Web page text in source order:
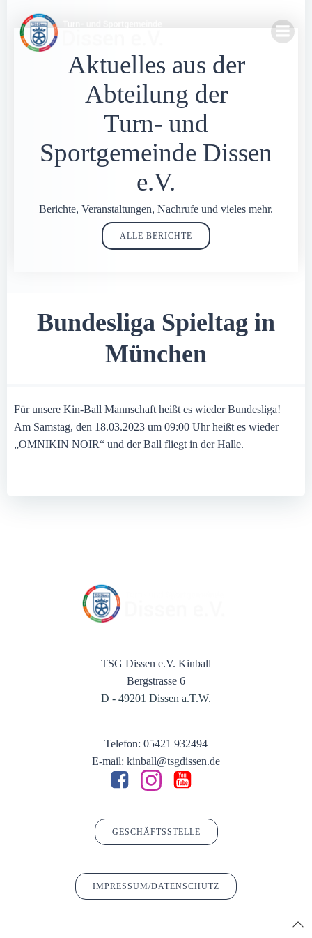
Aktuelles aus der
Abteilung der
Turn- und
Sportgemeinde Dissen
e.V.
Berichte, Veranstaltungen, Nachrufe und vieles mehr.
ALLE BERICHTE
Bundesliga Spieltag in
München
Für unsere Kin-Ball Mannschaft heißt es wieder Bundesliga!
Am Samstag, den 18.03.2023 um 09:00 Uhr heißt es wieder
„OMNIKIN NOIR“ und der Ball fliegt in der Halle.
TSG Dissen e.V. Kinball
Bergstrasse 6
D - 49201 Dissen a.T.W.
Telefon: 05421 932494
E-mail: kinball@tsgdissen.de
GESCHÄFTSSTELLE
IMPRESSUM/DATENSCHUTZ